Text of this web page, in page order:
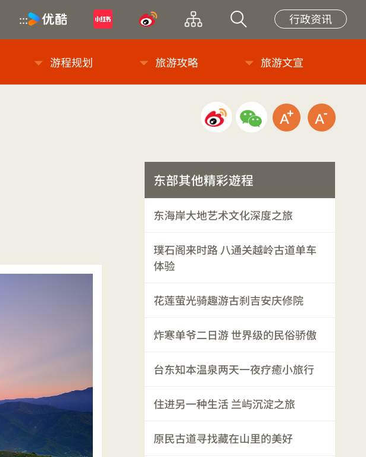
::: 小紅書 网站导览 站内搜索行政资讯
游程规划 旅游攻略 旅游文宣
微博分享微信分享放大字级
东部其他精彩遊程
东海岸大地艺术文化深度之旅
璞石阁来时路 八通关越岭古道单车
体验
花莲萤光骑趣游古刹吉安庆修院
炸寒单爷二日游 世界级的民俗骄傲
台东知本温泉两天一夜疗癒小旅行
住进另一种生活 兰屿沉淀之旅
原民古道寻找藏在山里的美好